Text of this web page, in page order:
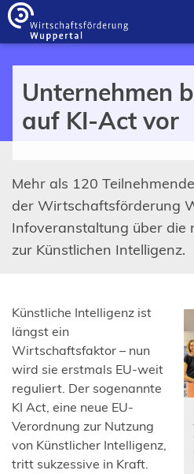
Inhalt anspringen
Unternehmen
auf KI-Act vor
Mehr als 120
der Wirtschaftsförderung
Infoveranstaltung über die
zur Künstlichen Intelligenz.
Künstliche Intelligenz ist
längst ein
Wirtschaftsfaktor – nun
wird sie erstmals EU-weit
reguliert. Der sogenannte
KI Act, eine neue EU-
Verordnung zur Nutzung
von Künstlicher Intelligenz,
tritt sukzessive in Kraft.